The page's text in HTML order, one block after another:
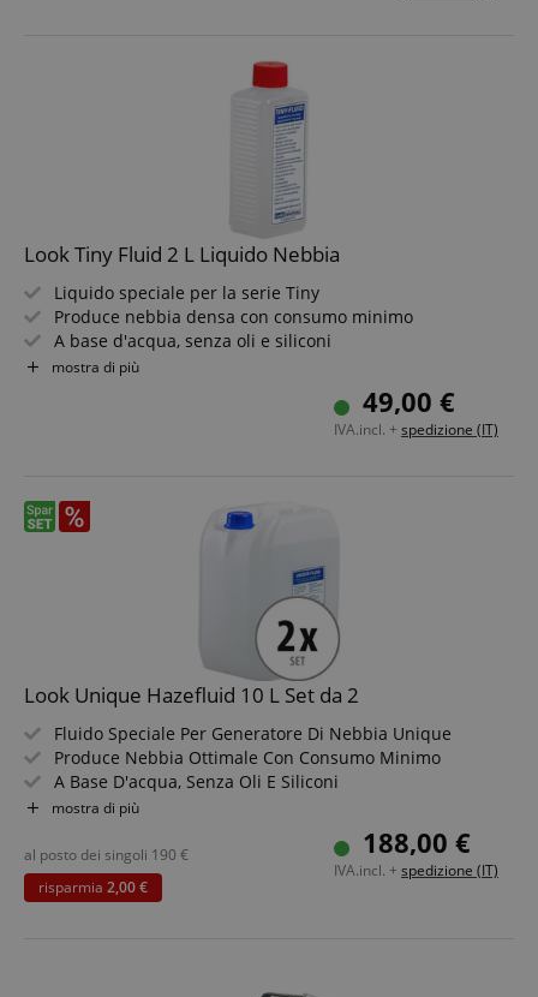
Look Tiny Fluid 2 L Liquido Nebbia
Liquido speciale per la serie Tiny
Produce nebbia densa con consumo minimo
A base d'acqua, senza oli e siliconi
Inodore, biodegradabile e vegano
mostra di più
49,00 €
IVA.incl. + spedizione (IT)
Look Unique Hazefluid 10 L Set da 2
Fluido Speciale Per Generatore Di Nebbia Unique
Produce Nebbia Ottimale Con Consumo Minimo
A Base D'acqua, Senza Oli E Siliconi
Inodore, Biodegradabile E Vegano
Set Risparmio Da 2 Pezzi
mostra di più
188,00 €
IVA.incl. + spedizione (IT)
al posto dei singoli 190 €
risparmia 2,00 €